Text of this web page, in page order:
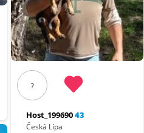
?
Host_19969043
Česká Lípa